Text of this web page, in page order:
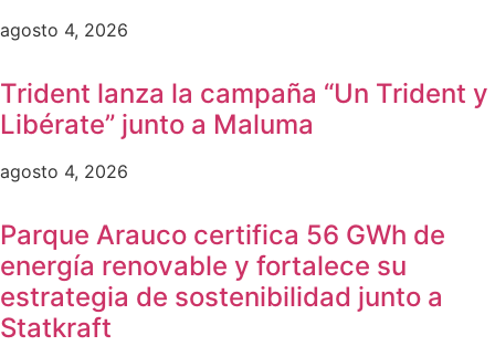
agosto 4, 2026
Trident lanza la campaña “Un Trident y
Libérate” junto a Maluma
agosto 4, 2026
Parque Arauco certifica 56 GWh de
energía renovable y fortalece su
estrategia de sostenibilidad junto a
Statkraft